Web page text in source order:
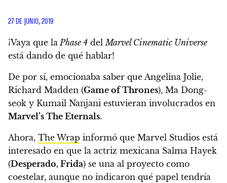
27 DE JUNIO, 2019
¡Vaya que laPhase 4 delMarvel Cinematic Universe
está dando de qué hablar!
De por sí, emocionaba saber que Angelina Jolie,
Richard Madden (Game of Thrones), Ma Dong-
seok y Kumail Nanjani estuvieran involucrados en
Marvel’s The Eternals.
Ahora, The Wrap informó que Marvel Studios está
interesado en que la actriz mexicana Salma Hayek
(Desperado, Frida) se una al proyecto como
coestelar, aunque no indicaron qué papel tendría